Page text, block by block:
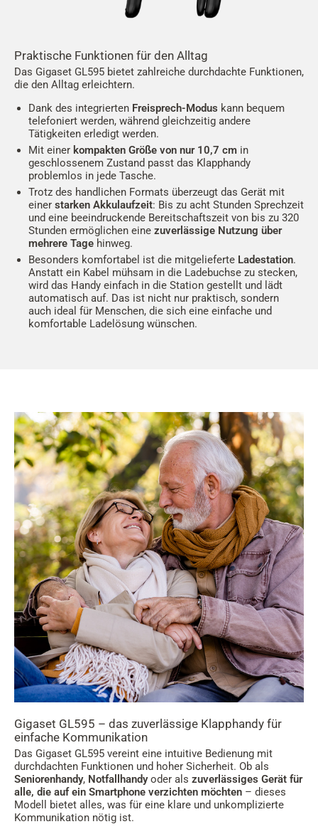
Praktische Funktionen für den Alltag
Das Gigaset GL595 bietet zahlreiche durchdachte Funktionen,
die den Alltag erleichtern.
Dank des integrierten Freisprech-Modus kann bequem
telefoniert werden, während gleichzeitig andere
Tätigkeiten erledigt werden.
Mit einer kompakten Größe von nur 10,7 cm in
geschlossenem Zustand passt das Klapphandy
problemlos in jede Tasche.
Trotz des handlichen Formats überzeugt das Gerät mit
einer starken Akkulaufzeit: Bis zu acht Stunden Sprechzeit
und eine beeindruckende Bereitschaftszeit von bis zu 320
Stunden ermöglichen eine zuverlässige Nutzung über
mehrere Tage hinweg.
Besonders komfortabel ist die mitgelieferte Ladestation.
Anstatt ein Kabel mühsam in die Ladebuchse zu stecken,
wird das Handy einfach in die Station gestellt und lädt
automatisch auf. Das ist nicht nur praktisch, sondern
auch ideal für Menschen, die sich eine einfache und
komfortable Ladelösung wünschen.
Gigaset GL595 – das zuverlässige Klapphandy für
einfache Kommunikation
Das Gigaset GL595 vereint eine intuitive Bedienung mit
durchdachten Funktionen und hoher Sicherheit. Ob als
Seniorenhandy, Notfallhandyoder als zuverlässiges Gerät für
alle, die auf ein Smartphone verzichten möchten – dieses
Modell bietet alles, was für eine klare und unkomplizierte
Kommunikation nötig ist.